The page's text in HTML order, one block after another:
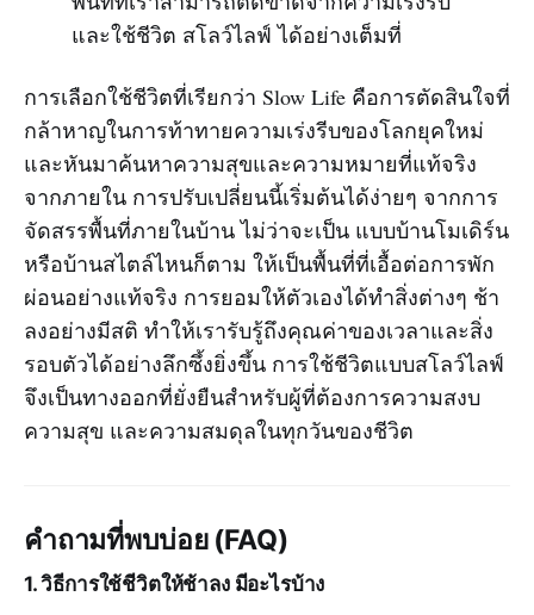
และใช้ชีวิต สโลว์ไลฟ์ ได้อย่างเต็มที่
การเลือกใช้ชีวิตที่เรียกว่า Slow Life คือการตัดสินใจที่
กล้าหาญในการท้าทายความเร่งรีบของโลกยุคใหม่
และหันมาค้นหาความสุขและความหมายที่แท้จริง
จากภายใน การปรับเปลี่ยนนี้เริ่มต้นได้ง่ายๆ จากการ
จัดสรรพื้นที่ภายในบ้าน ไม่ว่าจะเป็น แบบบ้านโมเดิร์น
หรือบ้านสไตล์ไหนก็ตาม ให้เป็นพื้นที่ที่เอื้อต่อการพัก
ผ่อนอย่างแท้จริง การยอมให้ตัวเองได้ทำสิ่งต่างๆ ช้า
ลงอย่างมีสติ ทำให้เรารับรู้ถึงคุณค่าของเวลาและสิ่ง
รอบตัวได้อย่างลึกซึ้งยิ่งขึ้น การใช้ชีวิตแบบสโลว์ไลฟ์
จึงเป็นทางออกที่ยั่งยืนสำหรับผู้ที่ต้องการความสงบ
ความสุข และความสมดุลในทุกวันของชีวิต
คำถามที่พบบ่อย (FAQ)
1. วิธีการใช้ชีวิตให้ช้าลง มีอะไรบ้าง